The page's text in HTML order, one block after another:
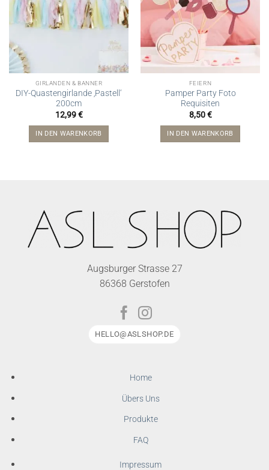
GIRLANDEN & BANNER
DIY-Quastengirlande ‚Pastell‘
200cm
12,99€
IN DEN WARENKORB
FEIERN
Pamper Party Foto
Requisiten
8,50€
IN DEN WARENKORB
Augsburger Strasse 27
86368 Gerstofen
HELLO@ASLSHOP.DE
Home
Übers Uns
Produkte
FAQ
Impressum